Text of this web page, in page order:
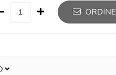
ORDINE